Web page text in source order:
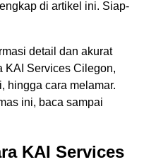
di artikel ini. Siap-
detail dan akurat
KAI Services Cilegon,
hingga cara melamar.
ini, baca sampai
KAI Services